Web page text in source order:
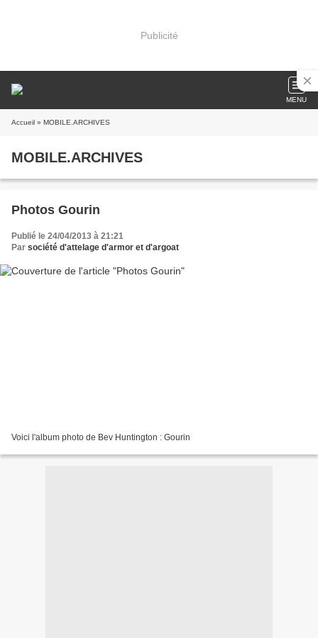
Publicité
MENU
Accueil » MOBILE.ARCHIVES
MOBILE.ARCHIVES
Photos Gourin
Publié le 24/04/2013 à 21:21
Par société d'attelage d'armor et d'argoat
Voici l'album photo de Bev Huntington : Gourin